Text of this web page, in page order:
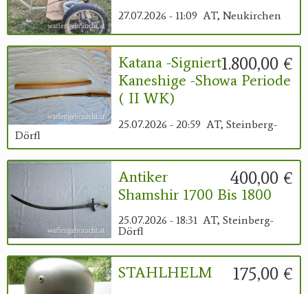
27.07.2026 - 11:09 AT, Neukirchen
1.800,00 €
Katana -signiert
Kaneshige -Showa Periode
( II WK)
25.07.2026 - 20:59 AT, Steinberg-
Dörfl
400,00 €
Antiker
Shamshir 1700 Bis 1800
25.07.2026 - 18:31 AT, Steinberg-
Dörfl
175,00 €
STAHLHELM